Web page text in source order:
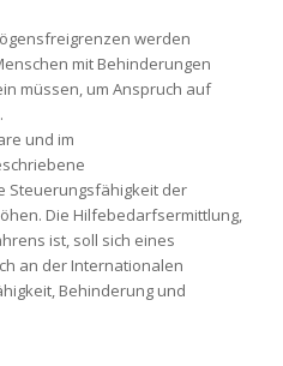
werden
mit Behinderungen
müssen, um Anspruch auf
und im
Steuerungsfähigkeit der
Die Hilfebedarfsermittlung,
ist, soll sich eines
an der Internationalen
Behinderung und